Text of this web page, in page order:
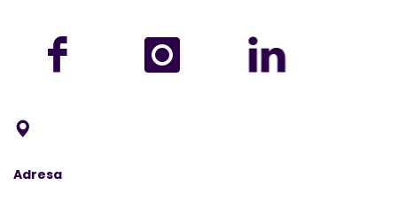
Adresa